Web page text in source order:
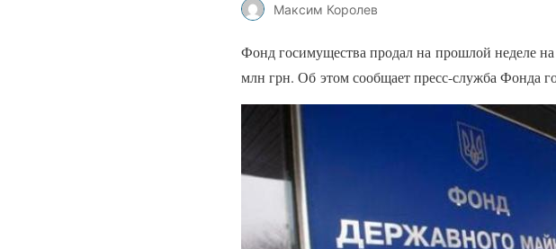
Максим Королев
Фонд госимущества продал на прошлой неделе
млн грн. Об этом сообщает пресс-служба Фонда